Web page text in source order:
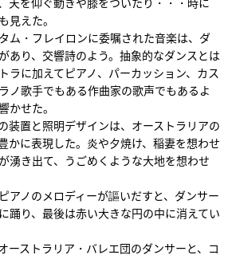
見えた。
ム・フレイロンに委嘱された音楽は、ダ
あり、交響詩のよう。抽象的なダンスとは
ラに加えてピアノ、パーカッション、カス
ノ歌手でもある作曲家の歌声でもあるよ
かせた。
装置と照明デザインは、オーストラリアの
かに表現した。炎や夕焼け、稲妻を想わせ
湧き出て、うごめくような大地を想わせ
アノのメロディーが謳いだすと、ダンサー
踊り、最後は赤い大きな円の中に消えてい
ーストラリア・バレエ団のダンサーと、コ